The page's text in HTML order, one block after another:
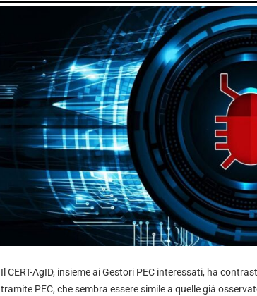
Il CERT-AgID, insieme ai Gestori PEC interessati, ha
tramite PEC, che sembra essere simile a quelle già